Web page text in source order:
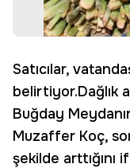
Satıcılar,
belirtiyor.Dağlık
Buğday
Muzaffer Koç,
şekilde arttığını